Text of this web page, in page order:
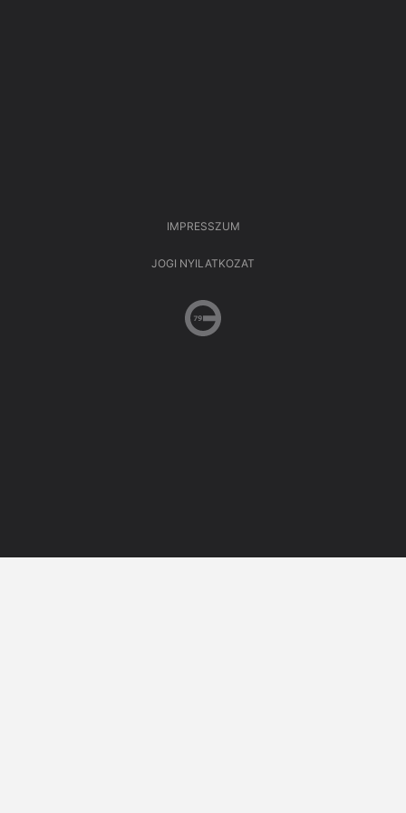
IMPRESSZUM
JOGI NYILATKOZAT